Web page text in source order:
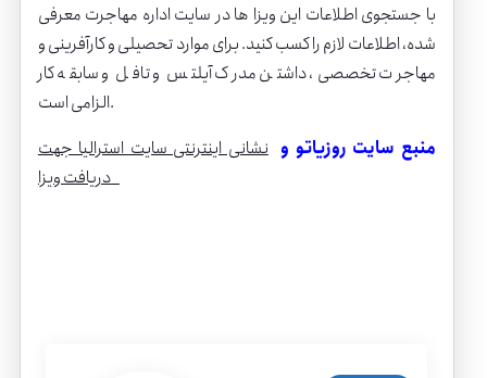
با جستجوی اطلاعات این ویزا ها در سایت اداره مهاجرت معرفی
شده، اطلاعات لازم را کسب کنید. برای موارد تحصیلی و کارآفرینی و
مهاجرت تخصصی، داشتن مدرک آیلتس و تافل و سابقه کار
الزامی است.
منبع سایت روزیاتو ونشانی اینترنتی سایت استرالیا جهت
دریافت ویزا